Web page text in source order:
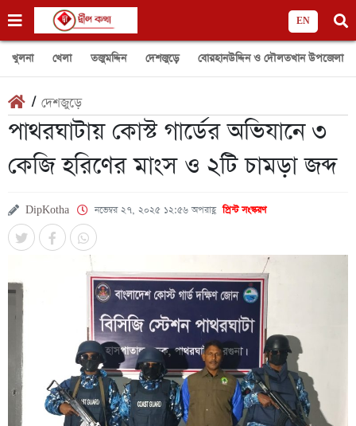
EN
খুলনা খেলা তজুমদ্দিন দেশজুড়ে বোরহানউদ্দিন ও দৌলতখান উপজেলা
/ দেশজুড়ে
পাথরঘাটায় কোস্ট গার্ডের অভিযানে ৩
কেজি হরিণের মাংস ও ২টি চামড়া জব্দ
DipKotha নভেম্বর ২৭, ২০২৫ ১২:৫৬ অপরাহ্ণপ্রিন্ট সংস্করণ